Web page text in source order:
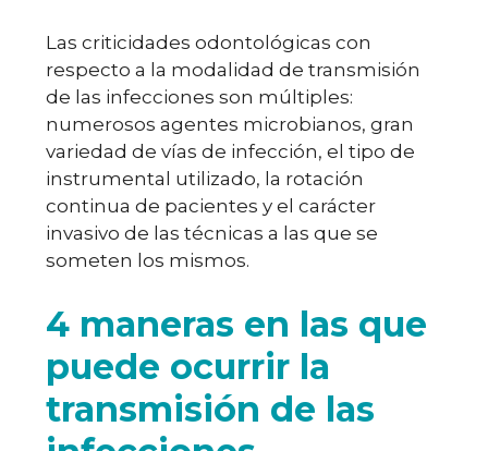
Las criticidades odontológicas con
respecto a la modalidad de transmisión
de las infecciones son múltiples:
numerosos agentes microbianos, gran
variedad de vías de infección, el tipo de
instrumental utilizado, la rotación
continua de pacientes y el carácter
invasivo de las técnicas a las que se
someten los mismos.
4 maneras en las que
puede ocurrir la
transmisión de las